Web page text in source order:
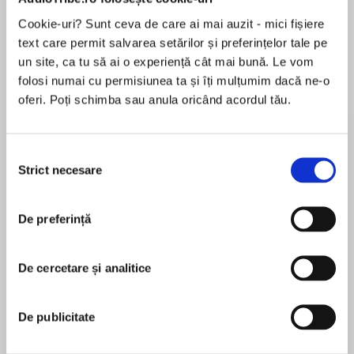
Cookie-uri? Sunt ceva de care ai mai auzit - mici fișiere
text care permit salvarea setărilor și preferințelor tale pe
un site, ca tu să ai o experiență cât mai bună. Le vom
folosi numai cu permisiunea ta și îți mulțumim dacă ne-o
oferi. Poți schimba sau anula oricând acordul tău.
consimțământului
Strict necesare
De preferință
De cercetare și analitice
De publicitate
de...
Dani Francis
la...
Lauren Weisberger
Desprecarte
fourteen-year-oldIzzy, an autistic girlsurviving
the end of the worldwho must team up with her
her family and the rest of humanity’s
Ever since Izzy Wilder’s mom died, she’s
games with her little sister, helps her
grandparents around the house, and takes care
MAI MULT
K. A. Reynoldsis a poet and author from Winnipeg,